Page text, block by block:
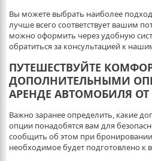
Вы можете выбрать наиболее
лучше всего соответствует вашим
можно оформить через удобную
обратиться за консультацией к
ПУТЕШЕСТВУЙТЕ
ДОПОЛНИТЕЛЬНЫМИ
АРЕНДЕ АВТОМОБИЛЯ ОТ
Важно заранее определить, какие
опции понадобятся вам для
сообщить об этом при
необходимое будет подготовлено